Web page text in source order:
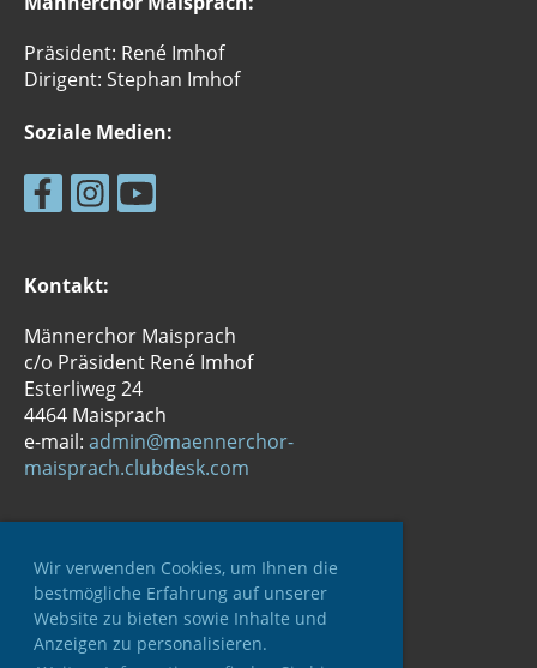
Wir verwenden Cookies, um Ihnen die
bestmögliche Erfahrung auf unserer
Website zu bieten sowie Inhalte und
Anzeigen zu personalisieren.
Präsident: René Imhof
Dirigent: Stephan Imhof
Soziale Medien:
Kontakt:
Männerchor Maisprach
c/o Präsident René Imhof
Esterliweg 24
4464 Maisprach
e-mail: admin@maennerchor-
maisprach.clubdesk.com
Datenschutz:
Datenschutzerklärung
Impressum